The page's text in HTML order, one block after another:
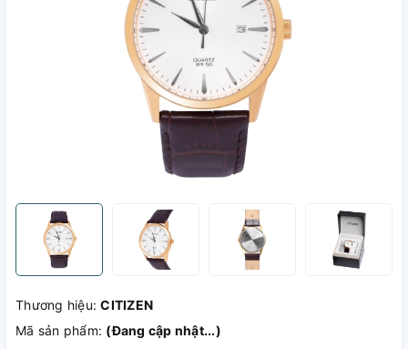
Thương hiệu:CITIZEN
Mã sản phẩm: (Đang cập nhật...)